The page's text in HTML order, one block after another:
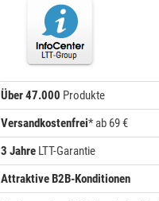
Über 47.000 Produkte
Versandkostenfrei* ab 69 €
3 JahreLTT-Garantie
Attraktive B2B-Konditionen